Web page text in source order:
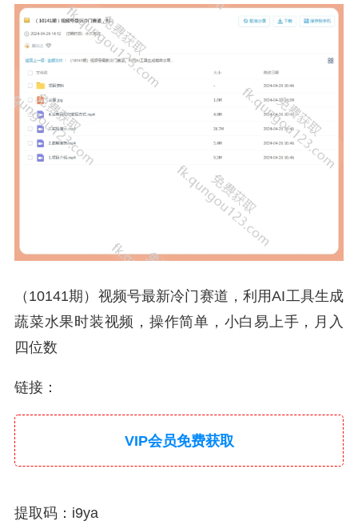
（10141期）视频号最新冷门赛道，利用AI工具生成
蔬菜水果时装视频，操作简单，小白易上手，月入
四位数
链接：
VIP会员免费获取
提取码：i9ya